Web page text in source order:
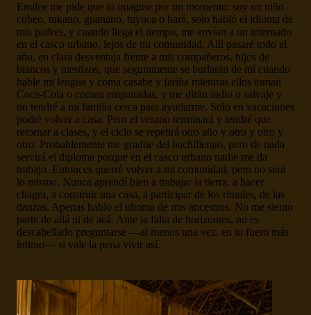
Emilce me pide que lo imagine por un momento: soy un niño
cubeo, tukano, guanano, tuyuca o bará, solo habló el idioma de
mis padres, y cuando llega el tiempo, me envían a un internado
en el casco urbano, lejos de mi comunidad. Allí pasaré todo el
año, en clara desventaja frente a mis compañeros, hijos de
blancos y mestizos, que seguramente se burlarán de mí cuando
hable mi lengua y coma casabe y fariña mientras ellos toman
Coca-Cola o comen empanadas, y me dirán indio o salvaje y
no tendré a mi familia cerca para ayudarme. Solo en vacaciones
podré volver a casa. Pero el verano terminará y tendré que
retornar a clases, y el ciclo se repetirá otro año y otro y otro y
otro. Probablemente me gradúe del bachillerato, pero de nada
servirá el diploma porque en el casco urbano nadie me da
trabajo. Entonces querré volver a mi comunidad, pero no será
lo mismo. Nunca aprendí bien a trabajar la tierra, a hacer
chagra, a construir una casa, a participar de los rituales, de las
danzas. Apenas hablo el idioma de mis ancestros. No me siento
parte de allá ni de acá. Ante la falta de horizontes, no es
descabellado preguntarse —al menos una vez, en tu fuero más
íntimo— si vale la pena vivir así.